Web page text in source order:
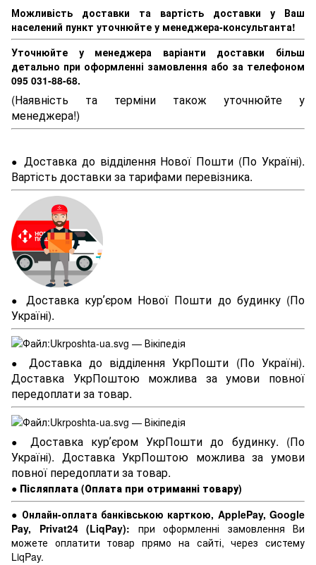
Можливість доставки та вартість доставки у Ваш
населений пункт уточнюйте у менеджера-консультанта!
Уточнюйте у менеджера варіанти доставки більш
детально при оформленні замовлення або за телефоном
095 031-88-68.
(Наявність та терміни також уточнюйте у
менеджера!)
● Доставка до відділення Нової Пошти (По Україні).
Вартість доставки за тарифами перевізника.
● Доставка курʼєром Нової Пошти до будинку (По
Україні).
● Доставка до відділення УкрПошти (По Україні).
Доставка УкрПоштою можлива за умови повної
передоплати за товар.
● Доставка курʼєром УкрПошти до будинку. (По
Україні). Доставка УкрПоштою можлива за умови
повної передоплати за товар.
● Післяплата (Оплата при отриманні товару)
● Онлайн-оплата банківською карткою, ApplePay, Google
Pay, Privat24 (LiqPay): при оформленні замовлення Ви
можете оплатити товар прямо на сайті, через систему
LiqPay.